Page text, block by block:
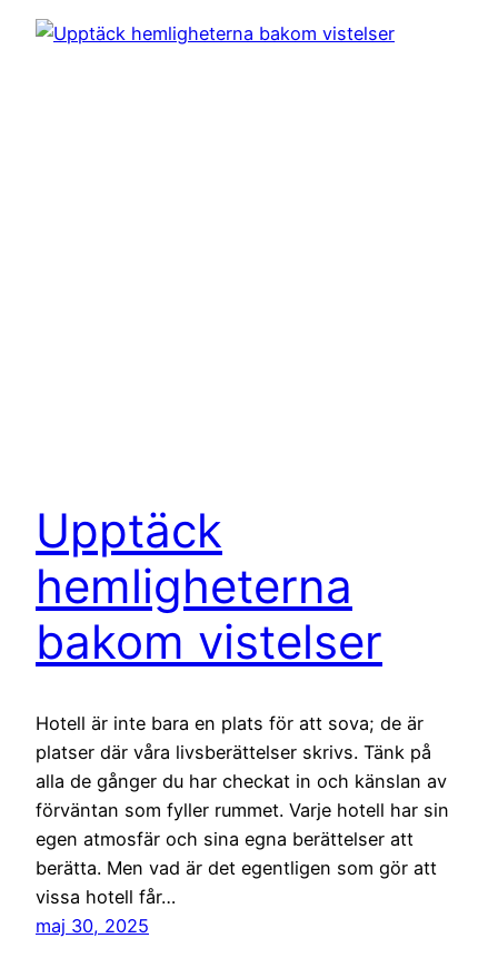
Upptäck
hemligheterna
bakom vistelser
Hotell är inte bara en plats för att sova; de är
platser där våra livsberättelser skrivs. Tänk på
alla de gånger du har checkat in och känslan av
förväntan som fyller rummet. Varje hotell har sin
egen atmosfär och sina egna berättelser att
berätta. Men vad är det egentligen som gör att
vissa hotell får…
maj 30, 2025